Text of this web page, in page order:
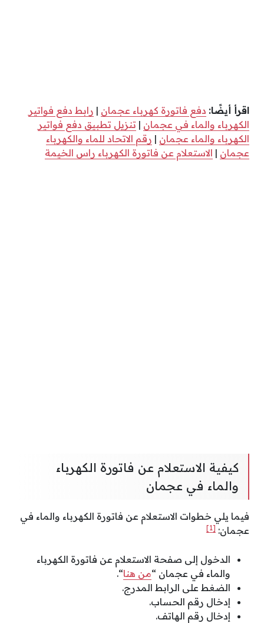
اقرأ أيضًا: دفع فاتورة كهرباء عجمان | رابط دفع فواتير
الكهرباء والماء في عجمان | تنزيل تطبيق دفع فواتير
الكهرباء والماء عجمان | رقم الاتحاد للماء والكهرباء
عجمان | الاستعلام عن فاتورة الكهرباء راس الخيمة
كيفية الاستعلام عن فاتورة الكهرباء
والماء في عجمان
فيما يلي خطوات الاستعلام عن فاتورة الكهرباء والماء في
عجمان: [1]
الدخول إلى صفحة الاستعلام عن فاتورة الكهرباء
والماء في عجمان “من هنا“.
الضغط على الرابط المدرج.
إدخال رقم الحساب.
إدخال رقم الهاتف.